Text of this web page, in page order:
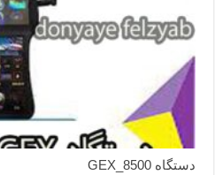
دستگاه GEX_8500